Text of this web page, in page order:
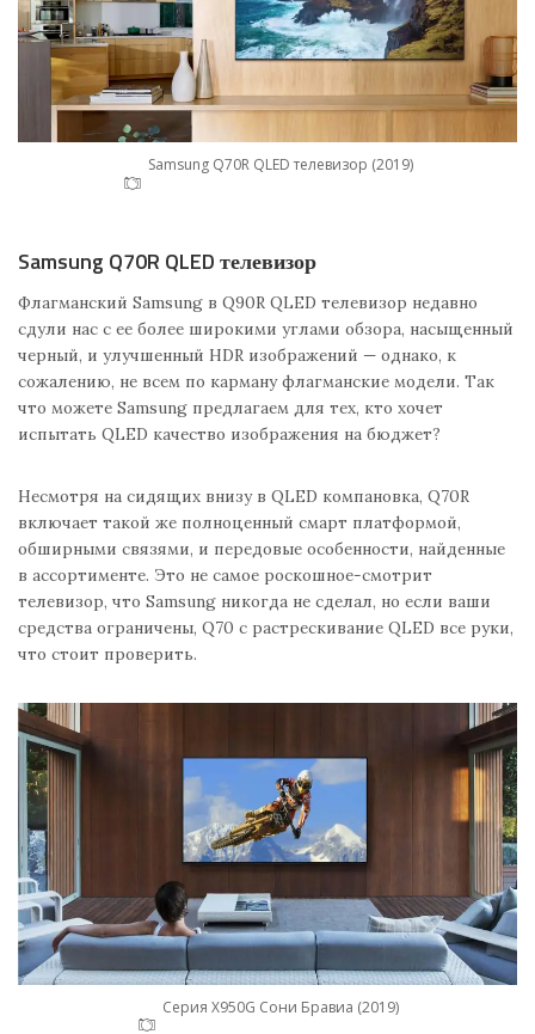
Samsung Q70R QLED телевизор (2019)
Samsung Q70R QLED телевизор
Флагманский Samsung в Q90R QLED телевизор недавно
сдули нас с ее более широкими углами обзора, насыщенный
черный, и улучшенный HDR изображений — однако, к
сожалению, не всем по карману флагманские модели. Так
что можете Samsung предлагаем для тех, кто хочет
испытать QLED качество изображения на бюджет?
Несмотря на сидящих внизу в QLED компановка, Q70R
включает такой же полноценный смарт платформой,
обширными связями, и передовые особенности, найденные
в ассортименте. Это не самое роскошное-смотрит
телевизор, что Samsung никогда не сделал, но если ваши
средства ограничены, Q70 с растрескивание QLED все руки,
что стоит проверить.
Серия X950G Сони Бравиа (2019)